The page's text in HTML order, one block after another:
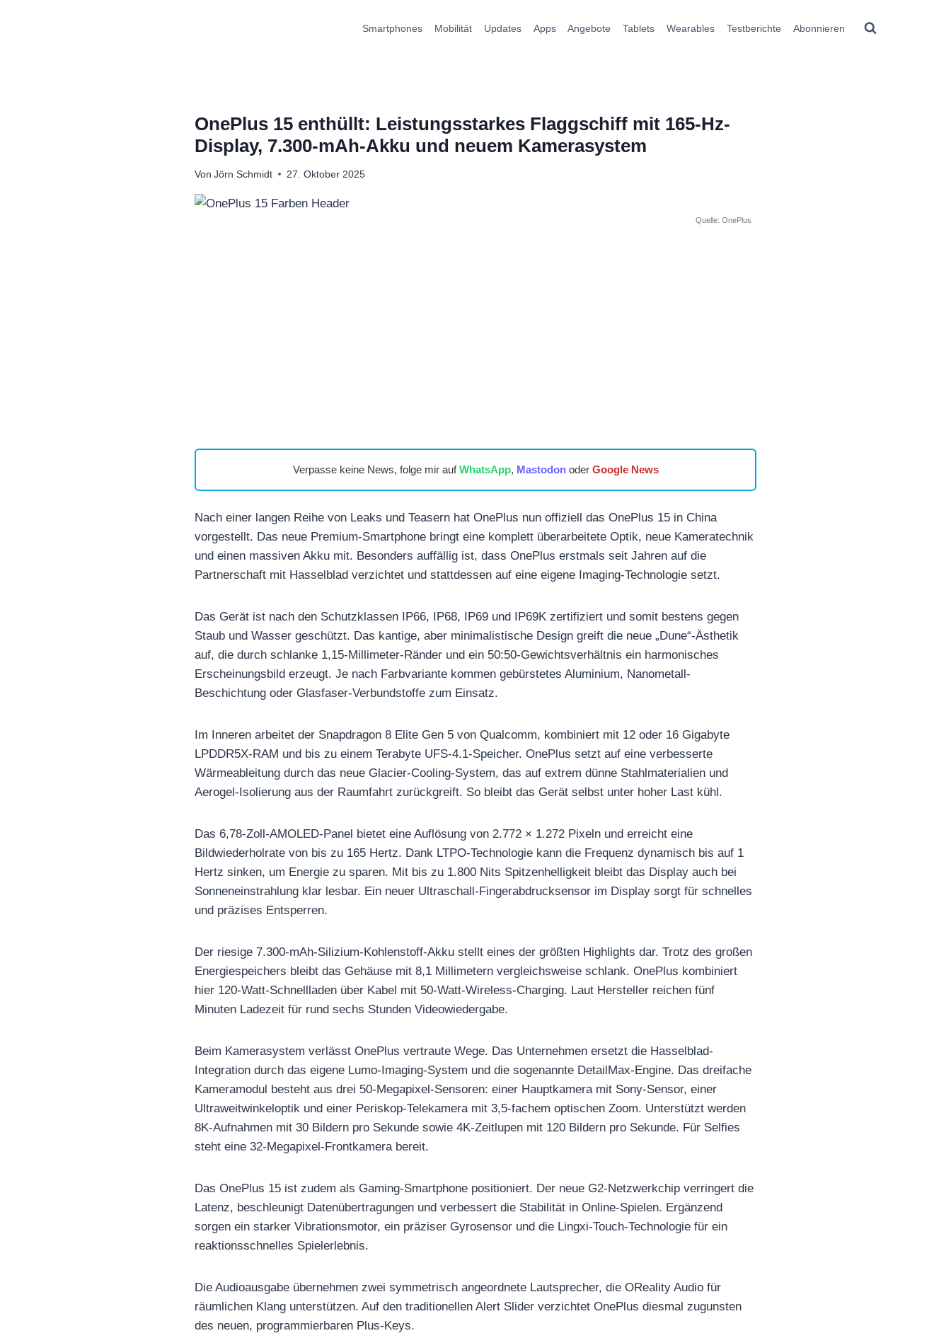
Smartphones Mobilität Updates Apps Angebote Tablets Wearables Testberichte Abonnieren
OnePlus 15 enthüllt: Leistungsstarkes Flaggschiff mit 165-Hz-
Display, 7.300-mAh-Akku und neuem Kamerasystem
Von Jörn Schmidt 27. Oktober 2025
Quelle: OnePlus
Verpasse keine News, folge mir aufWhatsApp, Mastodonoder Google News
Nach einer langen Reihe von Leaks und Teasern hat OnePlus nun offiziell das OnePlus 15 in China
vorgestellt. Das neue Premium-Smartphone bringt eine komplett überarbeitete Optik, neue Kameratechnik
und einen massiven Akku mit. Besonders auffällig ist, dass OnePlus erstmals seit Jahren auf die
Partnerschaft mit Hasselblad verzichtet und stattdessen auf eine eigene Imaging-Technologie setzt.
Das Gerät ist nach den Schutzklassen IP66, IP68, IP69 und IP69K zertifiziert und somit bestens gegen
Staub und Wasser geschützt. Das kantige, aber minimalistische Design greift die neue „Dune“-Ästhetik
auf, die durch schlanke 1,15-Millimeter-Ränder und ein 50:50-Gewichtsverhältnis ein harmonisches
Erscheinungsbild erzeugt. Je nach Farbvariante kommen gebürstetes Aluminium, Nanometall-
Beschichtung oder Glasfaser-Verbundstoffe zum Einsatz.
Im Inneren arbeitet der Snapdragon 8 Elite Gen 5 von Qualcomm, kombiniert mit 12 oder 16 Gigabyte
LPDDR5X-RAM und bis zu einem Terabyte UFS-4.1-Speicher. OnePlus setzt auf eine verbesserte
Wärmeableitung durch das neue Glacier-Cooling-System, das auf extrem dünne Stahlmaterialien und
Aerogel-Isolierung aus der Raumfahrt zurückgreift. So bleibt das Gerät selbst unter hoher Last kühl.
Das 6,78-Zoll-AMOLED-Panel bietet eine Auflösung von 2.772 × 1.272 Pixeln und erreicht eine
Bildwiederholrate von bis zu 165 Hertz. Dank LTPO-Technologie kann die Frequenz dynamisch bis auf 1
Hertz sinken, um Energie zu sparen. Mit bis zu 1.800 Nits Spitzenhelligkeit bleibt das Display auch bei
Sonneneinstrahlung klar lesbar. Ein neuer Ultraschall-Fingerabdrucksensor im Display sorgt für schnelles
und präzises Entsperren.
Der riesige 7.300-mAh-Silizium-Kohlenstoff-Akku stellt eines der größten Highlights dar. Trotz des großen
Energiespeichers bleibt das Gehäuse mit 8,1 Millimetern vergleichsweise schlank. OnePlus kombiniert
hier 120-Watt-Schnellladen über Kabel mit 50-Watt-Wireless-Charging. Laut Hersteller reichen fünf
Minuten Ladezeit für rund sechs Stunden Videowiedergabe.
Beim Kamerasystem verlässt OnePlus vertraute Wege. Das Unternehmen ersetzt die Hasselblad-
Integration durch das eigene Lumo-Imaging-System und die sogenannte DetailMax-Engine. Das dreifache
Kameramodul besteht aus drei 50-Megapixel-Sensoren: einer Hauptkamera mit Sony-Sensor, einer
Ultraweitwinkeloptik und einer Periskop-Telekamera mit 3,5-fachem optischen Zoom. Unterstützt werden
8K-Aufnahmen mit 30 Bildern pro Sekunde sowie 4K-Zeitlupen mit 120 Bildern pro Sekunde. Für Selfies
steht eine 32-Megapixel-Frontkamera bereit.
Das OnePlus 15 ist zudem als Gaming-Smartphone positioniert. Der neue G2-Netzwerkchip verringert die
Latenz, beschleunigt Datenübertragungen und verbessert die Stabilität in Online-Spielen. Ergänzend
sorgen ein starker Vibrationsmotor, ein präziser Gyrosensor und die Lingxi-Touch-Technologie für ein
reaktionsschnelles Spielerlebnis.
Die Audioausgabe übernehmen zwei symmetrisch angeordnete Lautsprecher, die OReality Audio für
räumlichen Klang unterstützen. Auf den traditionellen Alert Slider verzichtet OnePlus diesmal zugunsten
des neuen, programmierbaren Plus-Keys.